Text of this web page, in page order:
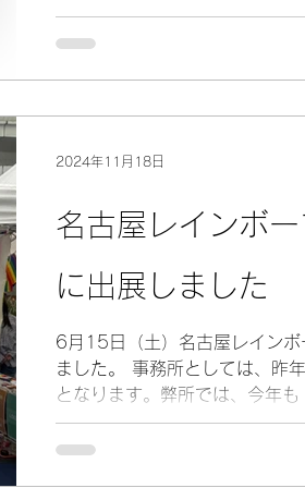
名古屋レインボ
に出展しました
6月15日（土）名古屋レイン
ました。 事務所としては、昨
となります。弊所では、今年も
やすい会社を目指して」と題
置しました。イベント中にはた
2024年11月18日